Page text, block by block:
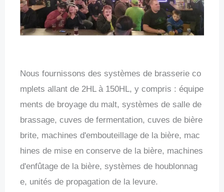
Nous fournissons des systèmes de brasserie co
mplets allant de 2HL à 150HL, y compris : équipe
ments de broyage du malt, systèmes de salle de
brassage, cuves de fermentation, cuves de bière
brite, machines d'embouteillage de la bière, mac
hines de mise en conserve de la bière, machines
d'enfûtage de la bière, systèmes de houblonnag
e, unités de propagation de la levure.